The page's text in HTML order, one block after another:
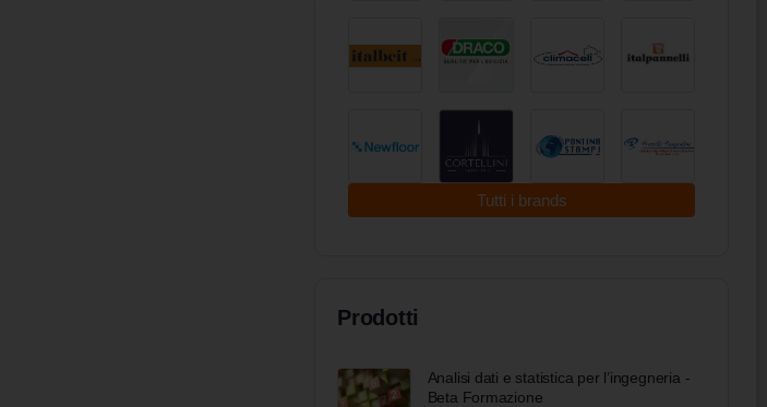
Tutti i brands
Prodotti
Analisi dati e statistica per l’ingegneria -
Beta Formazione